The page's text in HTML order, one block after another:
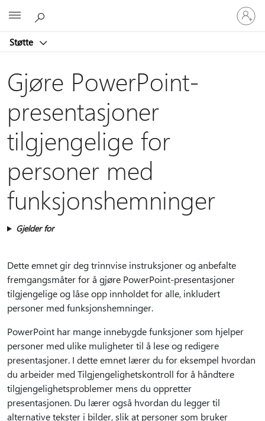
Støtte
Logg
på
kontoen
Gjøre PowerPoint-
presentasjoner
tilgjengelige for
personer med
funksjonshemninger
Gjelder for
Dette emnet gir deg trinnvise instruksjoner og anbefalte
fremgangsmåter for å gjøre PowerPoint-presentasjoner
tilgjengelige og låse opp innholdet for alle, inkludert
personer med funksjonshemninger.
PowerPoint har mange innebygde funksjoner som hjelper
personer med ulike muligheter til å lese og redigere
presentasjoner. I dette emnet lærer du for eksempel hvordan
du arbeider med Tilgjengelighetskontroll for å håndtere
tilgjengelighetsproblemer mens du oppretter
presentasjonen. Du lærer også hvordan du legger til
alternative tekster i bilder, slik at personer som bruker